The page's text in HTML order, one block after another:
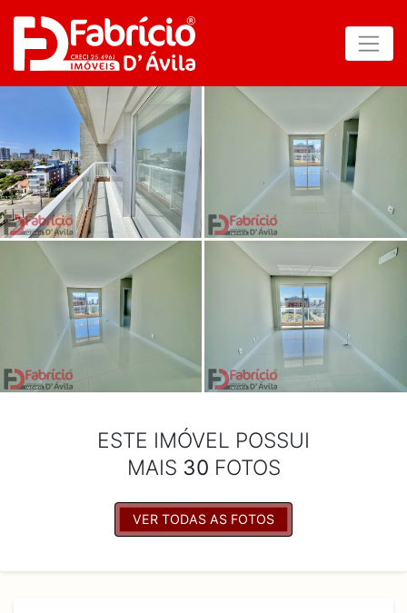
ESTE IMÓVEL POSSUI
MAIS 30 FOTOS
VER TODAS AS FOTOS